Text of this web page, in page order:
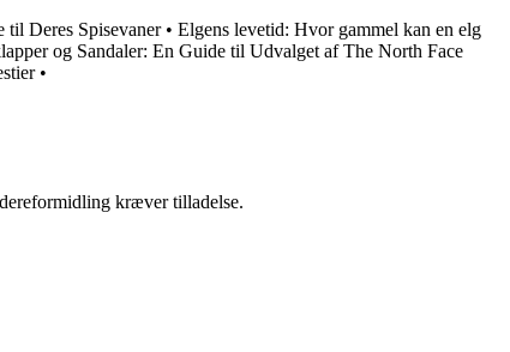
til Deres Spisevaner• Elgens levetid: Hvor gammel kan en elg
og Sandaler: En Guide til Udvalget af The North Face
•
kræver tilladelse.